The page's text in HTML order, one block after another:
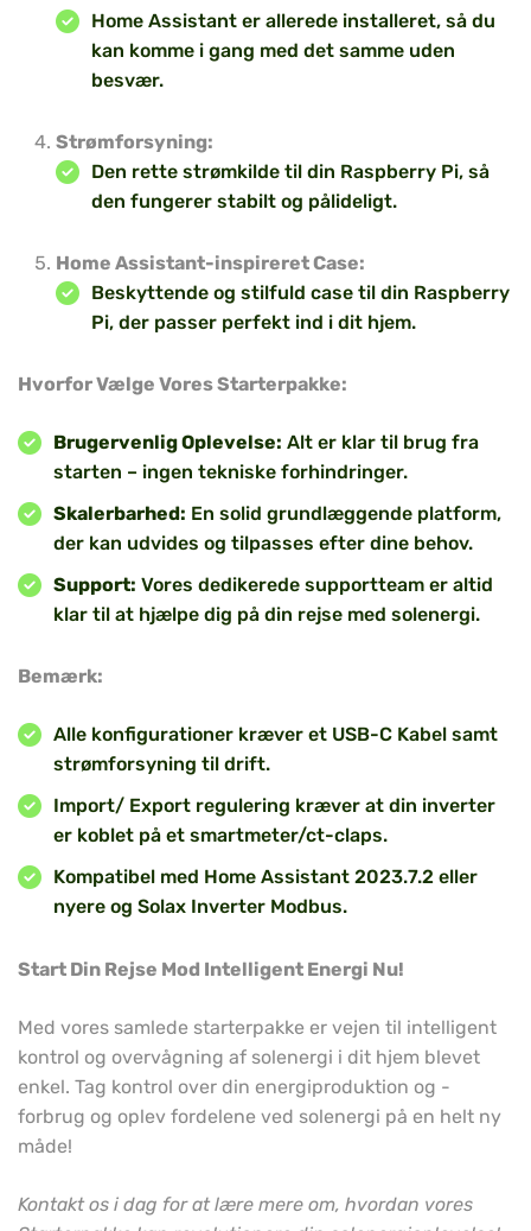
Home Assistant er allerede installeret, så du
kan komme i gang med det samme uden
besvær.
Strømforsyning:
Den rette strømkilde til din Raspberry Pi, så
den fungerer stabilt og pålideligt.
Home Assistant-inspireret Case:
Beskyttende og stilfuld case til din Raspberry
Pi, der passer perfekt ind i dit hjem.
Hvorfor Vælge Vores Starterpakke:
Brugervenlig Oplevelse: Alt er klar til brug fra
starten – ingen tekniske forhindringer.
Skalerbarhed: En solid grundlæggende platform,
der kan udvides og tilpasses efter dine behov.
Support: Vores dedikerede supportteam er altid
klar til at hjælpe dig på din rejse med solenergi.
Bemærk:
Alle konfigurationer kræver et USB-C Kabel samt
strømforsyning til drift.
Import/ Export regulering kræver at din inverter
er koblet på et smartmeter/ct-claps.
Kompatibel med Home Assistant 2023.7.2 eller
nyere og Solax Inverter Modbus.
Start Din Rejse Mod Intelligent Energi Nu!
Med vores samlede starterpakke er vejen til intelligent
kontrol og overvågning af solenergi i dit hjem blevet
enkel. Tag kontrol over din energiproduktion og -
forbrug og oplev fordelene ved solenergi på en helt ny
måde!
Kontakt os i dag for at lære mere om, hvordan vores